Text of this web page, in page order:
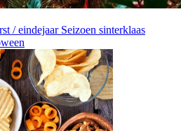
/ eindejaar Seizoen sinterklaas